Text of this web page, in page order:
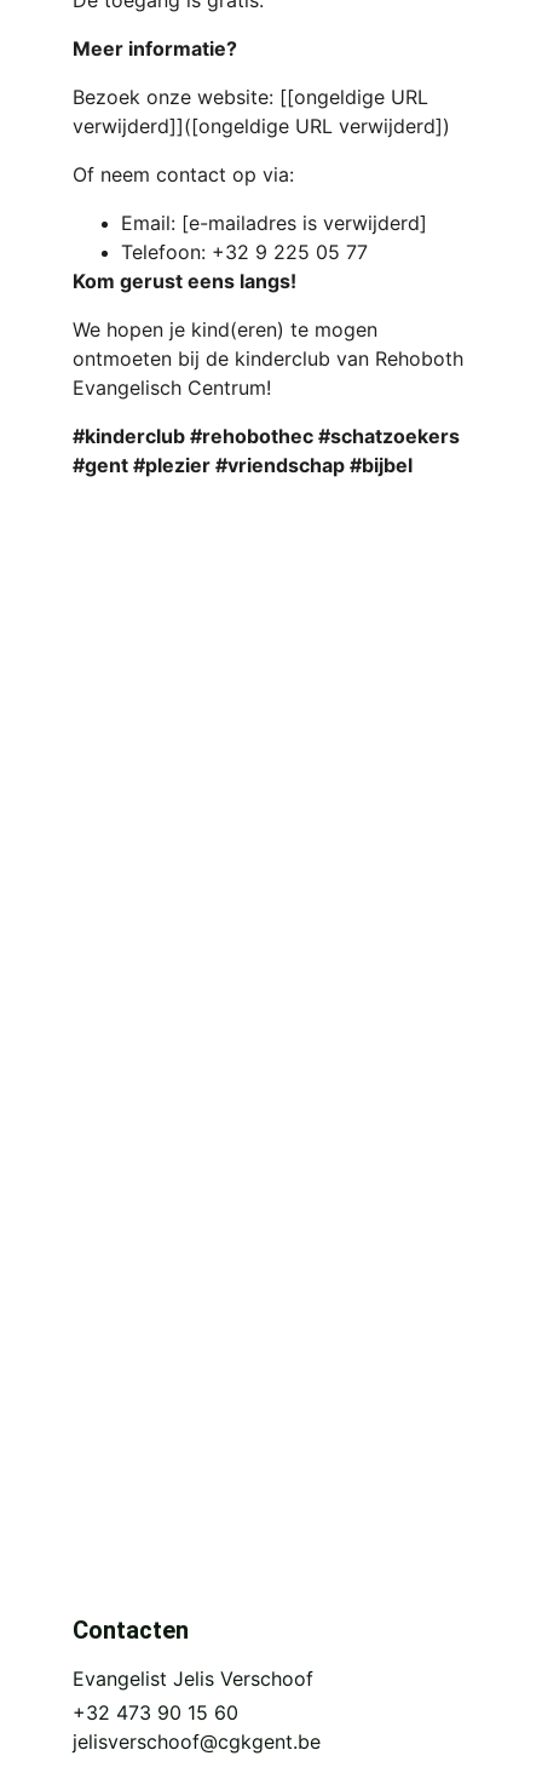
Meer informatie?
Bezoek onze website: [[ongeldige URL
verwijderd]]([ongeldige URL verwijderd])
Of neem contact op via:
Email: [e-mailadres is verwijderd]
Telefoon: +32 9 225 05 77
Kom gerust eens langs!
We hopen je kind(eren) te mogen
ontmoeten bij de kinderclub van Rehoboth
Evangelisch Centrum!
#kinderclub #rehobothec #schatzoekers
#gent #plezier #vriendschap #bijbel
Contacten
jelisverschoof@cgkgent.be
+32 473 90 15 60
Evangelist Jelis Verschoof